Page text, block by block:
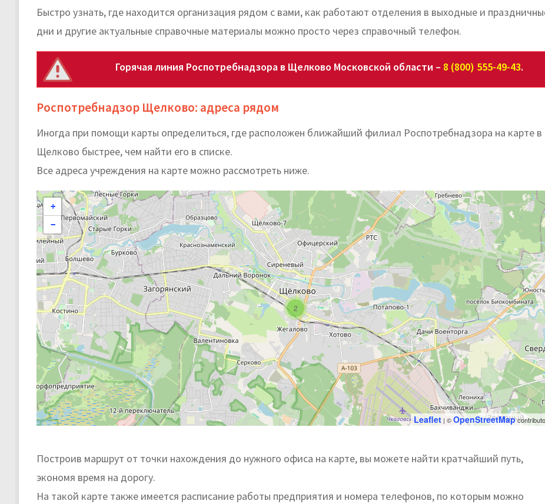
Быстро узнать, где находится организация рядом с вами, как работают отделения в выходные и
дни и другие актуальные справочные материалы можно просто через справочный телефон.
Горячая линия Роспотребнадзора в Щелково Московской области – 8 (800) 555-49-43.
Роспотребнадзор Щелково: адреса рядом
Иногда при помощи карты определиться, где расположен ближайший филиал Роспотребнадзора на карте в
Щелково быстрее, чем найти его в списке.
Все адреса учреждения на карте можно рассмотреть ниже.
2
+
−
Leaflet | ©OpenStreetMap
Построив маршрут от точки нахождения до нужного офиса на карте, вы можете найти кратчайший путь,
экономя время на дорогу.
На такой карте также имеется расписание работы предприятия и номера телефонов, по которым можно